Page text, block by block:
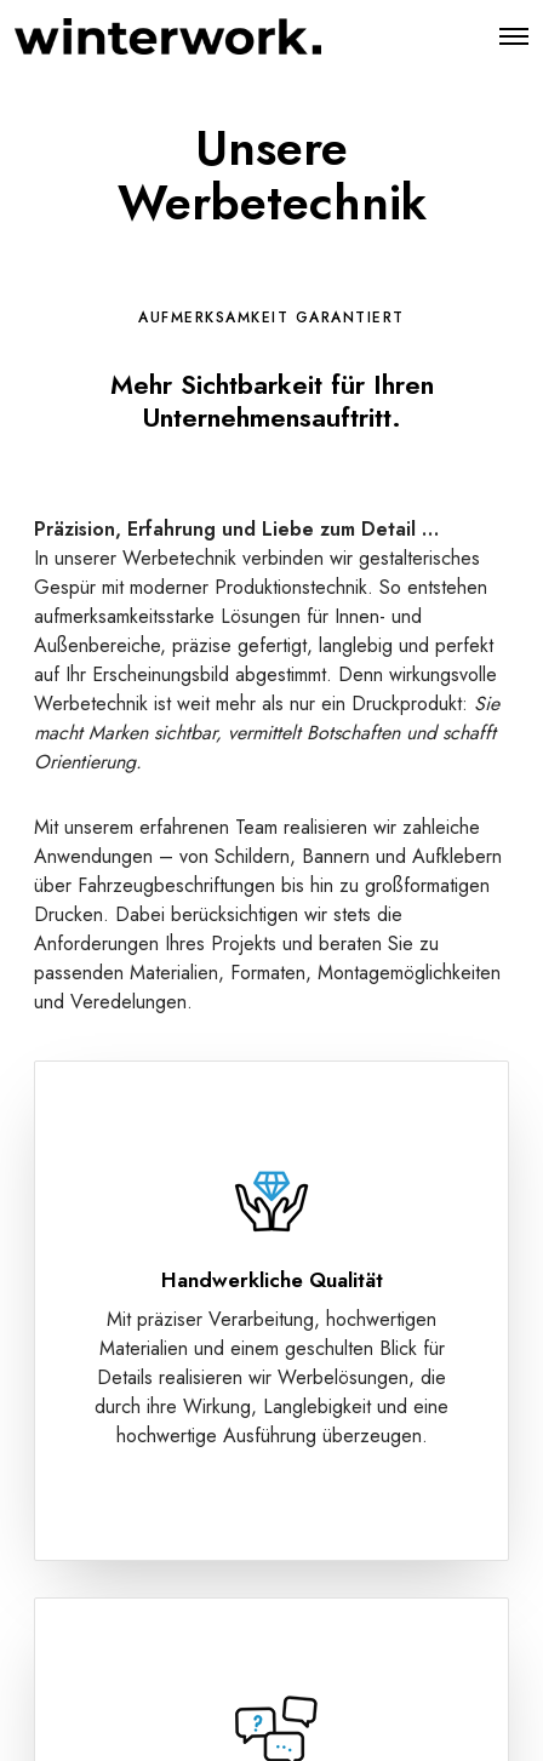
O
Unsere
Werbetechnik
AUFMERKSAMKEIT GARANTIERT
Mehr Sichtbarkeit für Ihren
Unternehmensauftritt.
Präzision, Erfahrung und Liebe zum Detail …
In unserer Werbetechnik verbinden wir gestalterisches
Gespür mit moderner Produktionstechnik. So entstehen
aufmerksamkeitsstarke Lösungen für Innen- und
Außenbereiche, präzise gefertigt, langlebig und perfekt
auf Ihr Erscheinungsbild abgestimmt. Denn wirkungsvolle
Werbetechnik ist weit mehr als nur ein Druckprodukt: Sie
macht Marken sichtbar, vermittelt Botschaften und schafft
Orientierung.
Mit unserem erfahrenen Team realisieren wir zahleiche
Anwendungen – von Schildern, Bannern und Aufklebern
über Fahrzeugbeschriftungen bis hin zu großformatigen
Drucken. Dabei berücksichtigen wir stets die
Anforderungen Ihres Projekts und beraten Sie zu
passenden Materialien, Formaten, Montagemöglichkeiten
und Veredelungen.
Handwerkliche Qualität
Mit präziser Verarbeitung, hochwertigen
Materialien und einem geschulten Blick für
Details realisieren wir Werbelösungen, die
durch ihre Wirkung, Langlebigkeit und eine
hochwertige Ausführung überzeugen.